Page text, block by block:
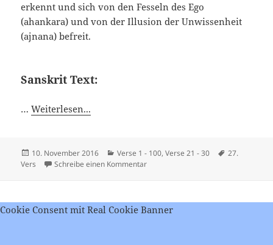
erkennt und sich von den Fesseln des Ego
(ahankara) und von der Illusion der Unwissenheit
(ajnana) befreit.
Sanskrit Text:
…Weiterlesen...
Veröffentlicht
am
10. November 2016 Kategorien
Verse 1 - 100,Verse 21 - 30 Schlagwörter
27.
Vers
Schreibe einen Kommentarzu Viveka Chudamani – Vers 27
Cookie Consent mit Real Cookie Banner